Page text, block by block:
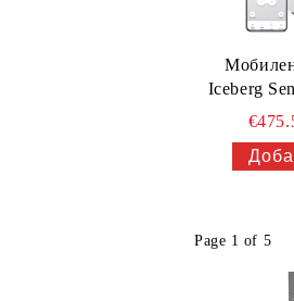
Iceberg
Page 1 of 5